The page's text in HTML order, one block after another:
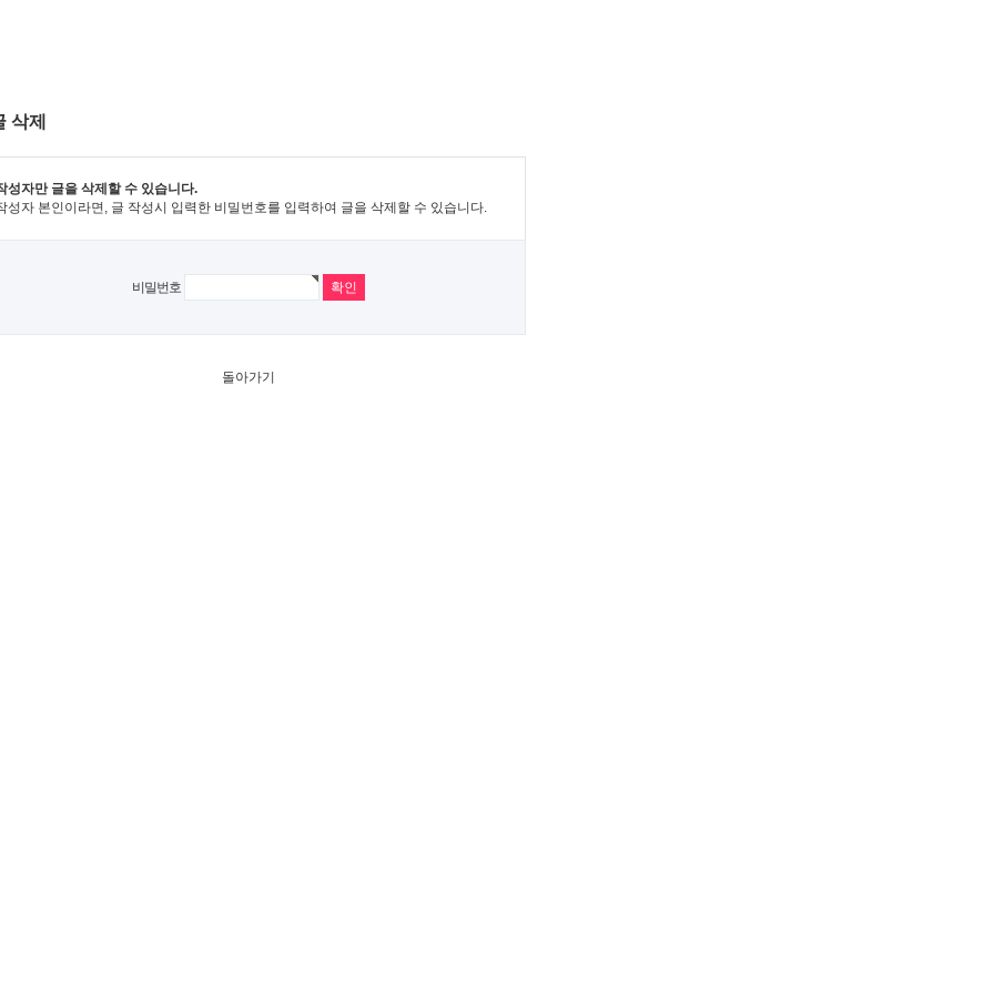
삭제
성자만 글을 삭제할 수 있습니다.
성자 본인이라면, 글 작성시 입력한 비밀번호를 입력하여 글을 삭제할 수 있습니다.
비밀번호
돌아가기